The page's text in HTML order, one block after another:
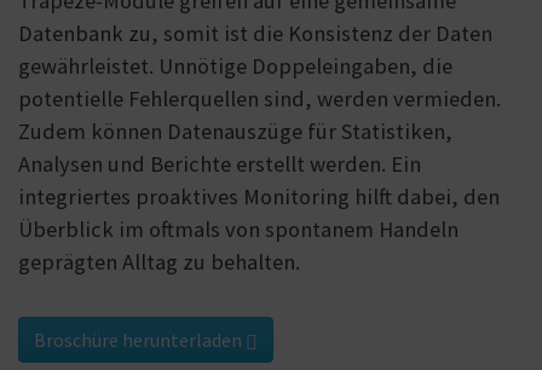
Datenbank zu, somit ist die Konsistenz der Daten
gewährleistet. Unnötige Doppeleingaben, die
potentielle Fehlerquellen sind, werden vermieden.
Zudem können Datenauszüge für Statistiken,
Analysen und Berichte erstellt werden. Ein
integriertes proaktives Monitoring hilft dabei, den
Überblick im oftmals von spontanem Handeln
geprägten Alltag zu behalten.
Broschüre herunterladen